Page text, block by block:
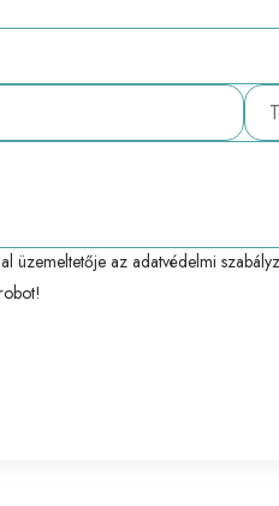
üzemeltetője az adatvédelmi